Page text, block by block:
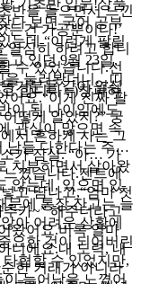
반을 들으면서 느낀
는건 가공뿐이다!’
열심히 하려고 합니
수 있었습니다.선
기분들 같이 열심
다 보면 국어 공부
는데 “이런게 팔릴
고 있던 9월 23일,
을 눌러봤더니…띠
어요.“이게 진짜 팔
떻게 알았지?” 궁
서 흔하게 사는 그
가 잠실. “아… 가
꼈습니다.젠트에
고 땀나고,“엄마 첫
카~” 해주더라고
왔어요.비록 얼마
니에요.내 노력, 내
한 거래가 아니라
합니다 :-)창피하
이 된 나이임에도
관심이 많으면 속
들 다한다는 주식,
치부하면서 살아왔
않는데, 있으면 있
문에 통장 잔고는 늘
아 어려운 상황에
협할 수 있었지만,
늘어남을 느꼈어